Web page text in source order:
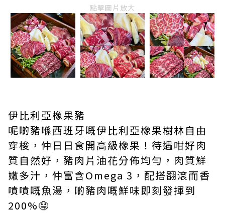
點擊圖片放大
伊比利亞橡果豬
呢啲豬喺西班牙嘅伊比利亞橡果樹林自由
穿梭，仲日日食開高級橡果！待遇咁好肉
質自然好，豬肉片油花分佈均勻，肉質鮮
嫩多汁，仲富含Omega 3，配搭翻滾而香
噴噴嘅魚湯，啲豬肉嘅鮮味即刻發揮到
200%🤤